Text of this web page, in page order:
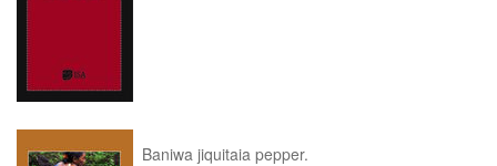
Baniwa jiquitaia pepper.